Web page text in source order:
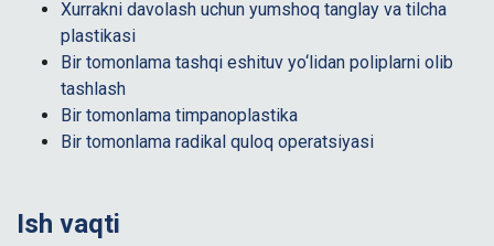
Xurrakni davolash uchun yumshoq tanglay va tilcha
plastikasi
Bir tomonlama tashqi eshituv yo‘lidan poliplarni olib
tashlash
Bir tomonlama timpanoplastika
Bir tomonlama radikal quloq operatsiyasi
Ish vaqti